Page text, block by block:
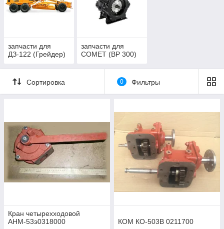
запчасти для
ДЗ-122 (Грейдер)
запчасти для
COMET (BP 300)
Сортировка 0 Фильтры
Кран четырехходовой
АНМ-53э0318000
КОМ КО-503В 0211700